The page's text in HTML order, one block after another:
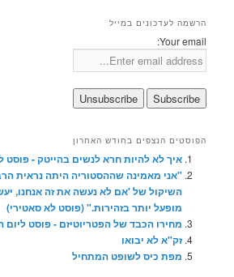
הרשמה לעדכונים במייל
Your email:
הפוסטים הנצפים בחודש האחרון
איך לא להיות חרא לנשים בהייטק - פוסט
"אני מאמינה שההסטוריה היתה נראית
השיקול של 'אם לא נעשה את זה אנחנו,
מופעל יותר בזהירות." (פוסט לא סאטירי)
מחירו הכבד של הפטריוטיזם - פוסט
זק"א לא יבואו
מפת כיס לשופט המתחיל